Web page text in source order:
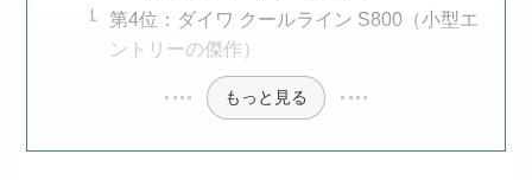
第4位：ダイワ クールライン S800（小型エ
ントリーの傑作）
もっと見る